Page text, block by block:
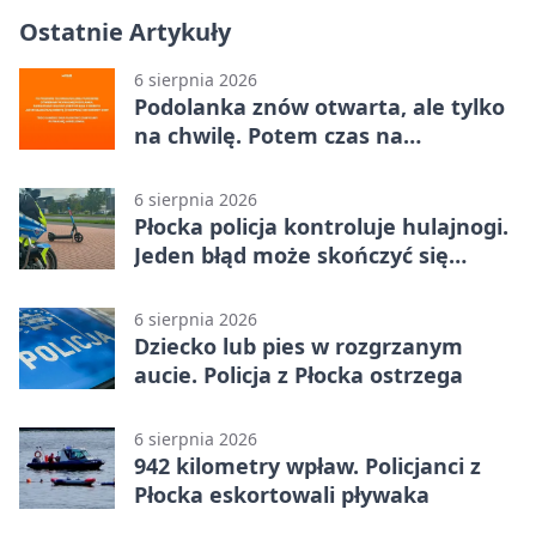
Ostatnie Artykuły
6 sierpnia 2026
Podolanka znów otwarta, ale tylko
na chwilę. Potem czas na
6 sierpnia 2026
Płocka policja kontroluje hulajnogi.
Jeden błąd może skończyć się
6 sierpnia 2026
Dziecko lub pies w rozgrzanym
aucie. Policja z Płocka ostrzega
6 sierpnia 2026
942 kilometry wpław. Policjanci z
Płocka eskortowali pływaka